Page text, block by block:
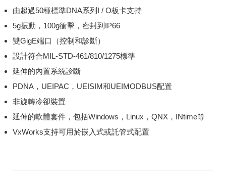
由超過50種標準DNA系列I / O板卡支持
5g振動，100g衝擊，密封到IP66
雙GigE端口（控制和診斷）
設計符合MIL-STD-461/810/1275標準
延伸的內置系統診斷
PDNA，UEIPAC，UEISIM和UEIMODBUS配置
非旋轉冷卻裝置
延伸的軟體套件，包括Windows，Linux，QNX，INtime等
VxWorks支持可用於嵌入式或託管式配置